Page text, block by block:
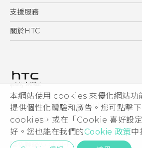
本網站使用 cookies 來優化網站功
提供個性化體驗和廣告。您可點擊
cookies，或在「Cookie 喜好設定
好。您也能在我們的Cookie 政策中
智能手機
區塊鍊手機
HTC Dev
HTC Research
支援服務
服務中心
關於HTC
私隱政策
產品安全
加入HTC
Security and Privacy Whitepaper
© 2011-2026 HTC Corporation
HTC 法律文件
隱私聯絡: Global-Privacy@htc.com